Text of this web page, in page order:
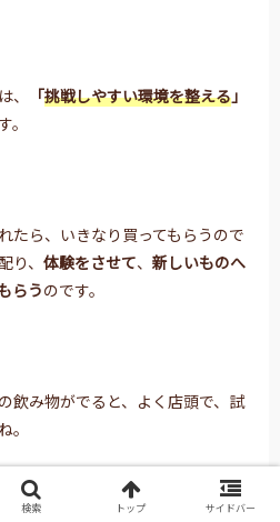
「挑戦しやすい環境を整える 」
たら、いきなり買ってもらうので
、 体験をさせて、 新しいものへ
らうのです。
飲み物がでると、よく店頭で、試
。
つい注文しちゃいます（笑）
検索 トップ サイドバー